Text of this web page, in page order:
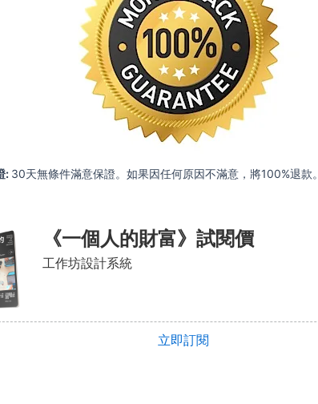
: 30天無條件滿意保證。如果因任何原因不滿意，將100%退款。
《一個人的財富》試閱價
工作坊設計系統
立即訂閱